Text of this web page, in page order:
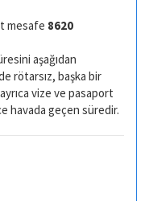
mesafe 8620
aşağıdan
rötarsız, başka bir
vize ve pasaport
havada geçen süredir.